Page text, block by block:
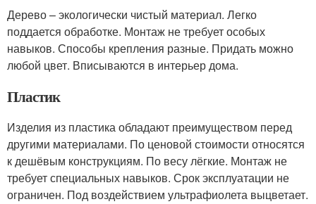
Дерево – экологически чистый материал. Легко
поддается обработке. Монтаж не требует особых
навыков. Способы крепления разные. Придать можно
любой цвет. Вписываются в интерьер дома.
Пластик
Изделия из пластика обладают преимуществом перед
другими материалами. По ценовой стоимости относятся
к дешёвым конструкциям. По весу лёгкие. Монтаж не
требует специальных навыков. Срок эксплуатации не
ограничен. Под воздействием ультрафиолета выцветает.